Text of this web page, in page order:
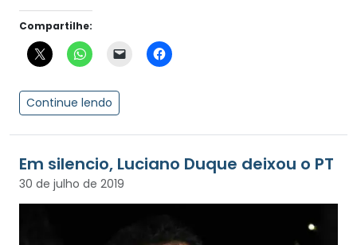
Compartilhe:
Continue lendo
Em silencio, Luciano Duque deixou o PT
30 de julho de 2019